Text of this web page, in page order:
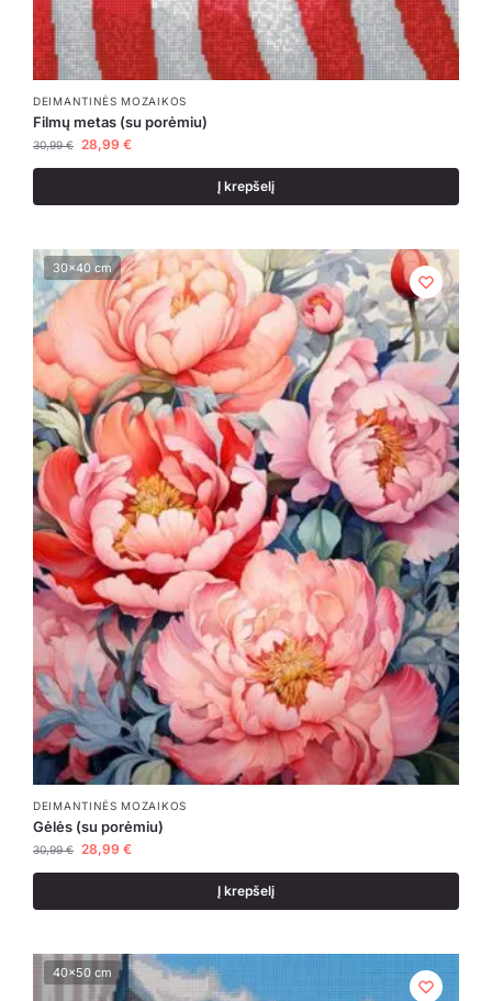
DEIMANTINĖS MOZAIKOS
Filmų metas (su porėmiu)
30,99€ 28,99 €
Į krepšelį
30x40 cm
DEIMANTINĖS MOZAIKOS
Gėlės (su porėmiu)
30,99€ 28,99 €
Į krepšelį
40x50 cm